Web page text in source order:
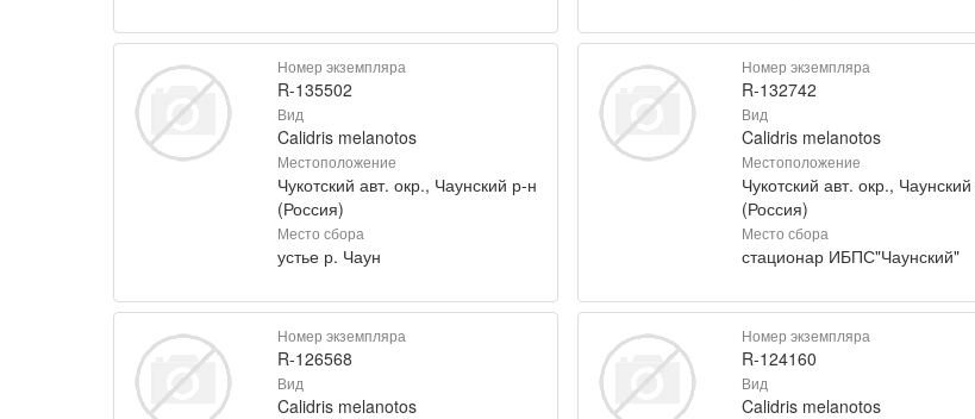
Номер экземпляра
R-135502
Вид
Calidris melanotos
Местоположение
Чукотский авт. окр., Чаунский р-н
(Россия)
Место сбора
устье р. Чаун
Номер экземпляра
R-132742
Вид
Calidris melanotos
Местоположение
Чукотский авт. окр.,
(Россия)
Место сбора
стационар ИБПС"Чаунский"
Номер экземпляра
R-126568
Вид
Calidris melanotos
Номер экземпляра
R-124160
Вид
Calidris melanotos